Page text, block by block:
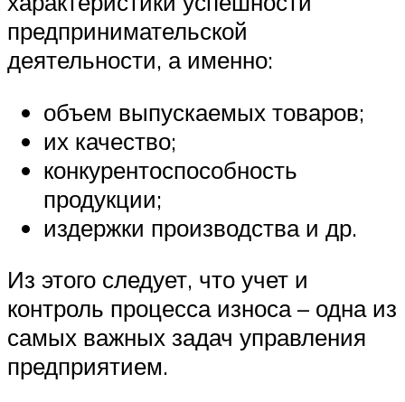
предпринимательской
деятельности, а именно:
объем выпускаемых товаров;
их качество;
конкурентоспособность
продукции;
издержки производства и др.
Из этого следует, что учет и
контроль процесса износа – одна из
самых важных задач управления
предприятием.